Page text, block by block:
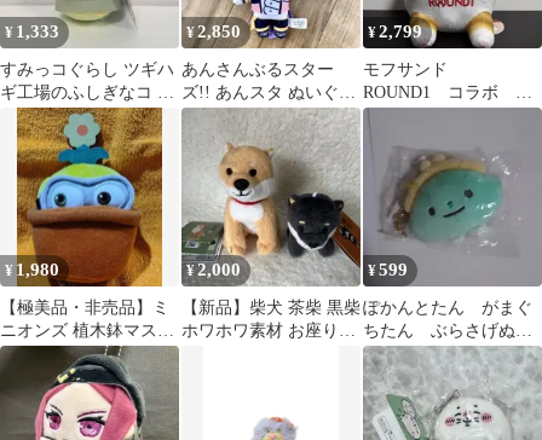
¥ 1,333
すみっコぐらし ツギハ
ギ工場のふしぎなコ な
かよしぬいぐるみ ぺん
ぎん
¥2,850
あんさんぶるスター
ズ!! あんスタ ぬいぐる
み ユメ② 新衣装
Special
¥2,799
モフサンド
ROUND1 コラボ ぬ
いぐるみ ピン
¥ 1,980
【極美品・非売品】ミ
ニオンズ 植木鉢マスコ
ット ぬいぐるみ（セガ
¥2,000
【新品】柴犬 茶柴 黒柴
ホワホワ素材 お座りぬ
¥599
ぽかんとたん がまぐ
ちたん ぶらさげぬい
ぐるみ